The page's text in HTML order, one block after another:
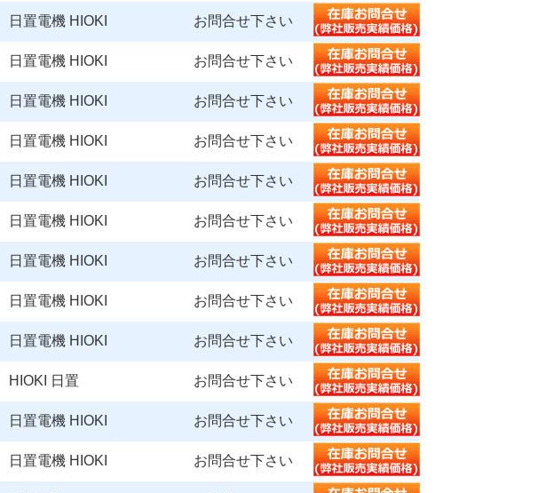
日置電機 HIOKI お問合せ下さい
日置電機 HIOKI お問合せ下さい
日置電機 HIOKI お問合せ下さい
日置電機 HIOKI お問合せ下さい
日置電機 HIOKI お問合せ下さい
日置電機 HIOKI お問合せ下さい
日置電機 HIOKI お問合せ下さい
日置電機 HIOKI お問合せ下さい
日置電機 HIOKI お問合せ下さい
HIOKI 日置 お問合せ下さい
日置電機 HIOKI お問合せ下さい
日置電機 HIOKI お問合せ下さい